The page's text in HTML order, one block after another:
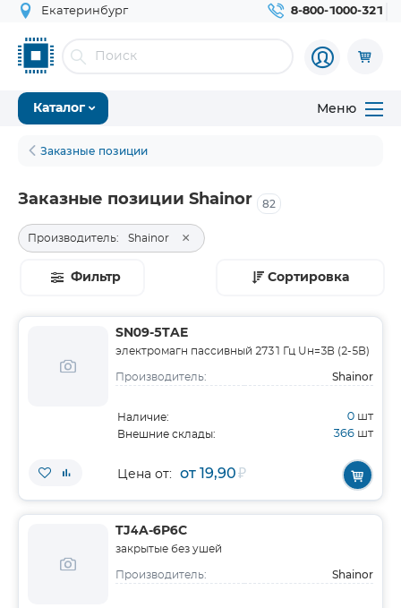
Екатеринбург 8-800-1000-321
Каталог Меню
Заказные позиции
Заказные позиции Shainor 82
Производитель: Shainor ×
Фильтр Сортировка
SN09-5TAE
электромагн пассивный 2731 Гц Uн=3В (2-5В)
Производитель: Shainor
Наличие: 0 шт
Внешние склады: 366 шт
Цена от: от 19,90₽
TJ4A-6P6C
закрытые без ушей
Производитель: Shainor